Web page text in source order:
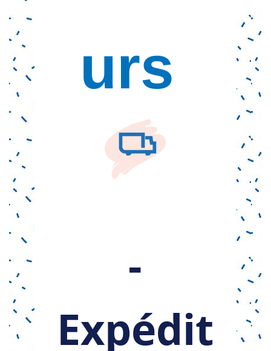
urs
-
Expédit